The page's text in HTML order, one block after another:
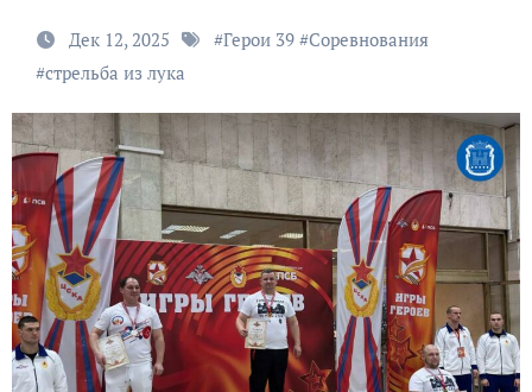
Дек 12, 2025 #Герои 39#Соревнования
#стрельба из лука